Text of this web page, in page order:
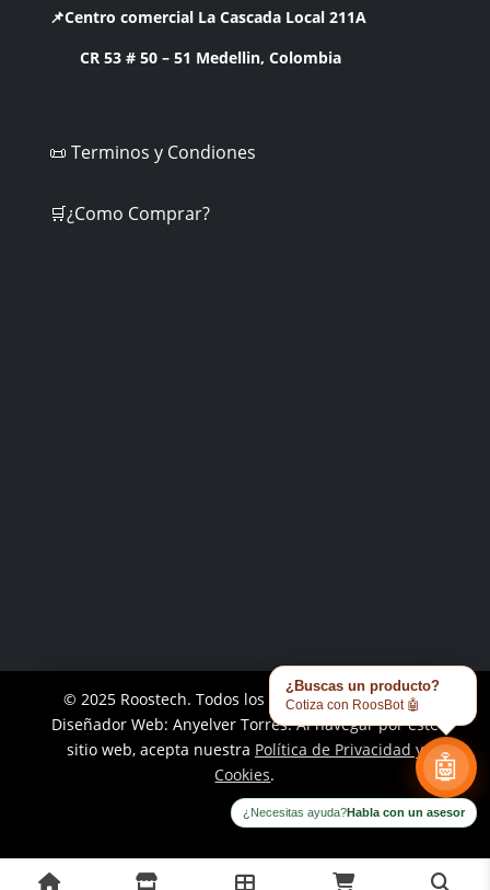
📌Centro comercial La Cascada Local 211A
CR 53 # 50 – 51 Medellin, Colombia
📜 Terminos y Condiones
🛒¿Como Comprar?
© 2025 Roostech. Todos los derechos reservados.
Diseñador Web: Anyelver Torres. Al navegar por este
sitio web, acepta nuestra Política de Privacidad y
Cookies.
¿Buscas un producto?
Cotiza con RoosBot 🤖
🤖
¿Necesitas ayuda?Habla con un asesor